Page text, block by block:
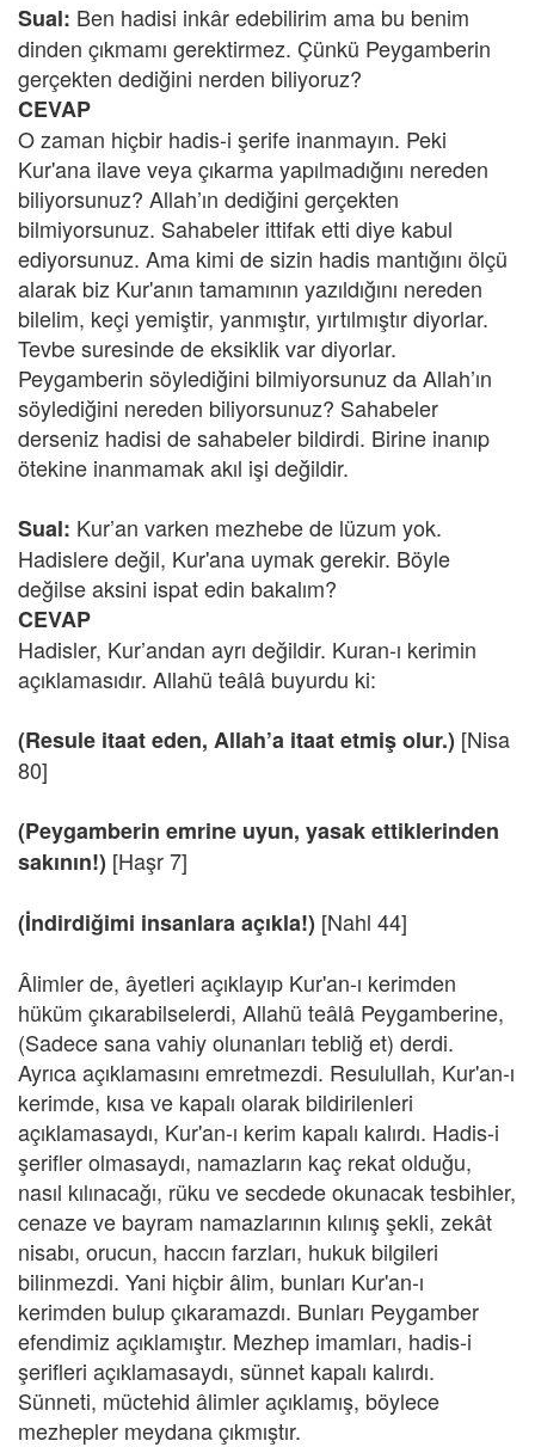
Sual: Ben hadisi inkâr edebilirim ama bu benim
dinden çıkmamı gerektirmez. Çünkü Peygamberin
gerçekten dediğini nerden biliyoruz?
CEVAP
O zaman hiçbir hadis-i şerife inanmayın. Peki
Kur'ana ilave veya çıkarma yapılmadığını nereden
biliyorsunuz? Allah’ın dediğini gerçekten
bilmiyorsunuz. Sahabeler ittifak etti diye kabul
ediyorsunuz. Ama kimi de sizin hadis mantığını ölçü
alarak biz Kur'anın tamamının yazıldığını nereden
bilelim, keçi yemiştir, yanmıştır, yırtılmıştır diyorlar.
Tevbe suresinde de eksiklik var diyorlar.
Peygamberin söylediğini bilmiyorsunuz da Allah’ın
söylediğini nereden biliyorsunuz? Sahabeler
derseniz hadisi de sahabeler bildirdi. Birine inanıp
ötekine inanmamak akıl işi değildir.
Sual: Kur’an varken mezhebe de lüzum yok.
Hadislere değil, Kur'ana uymak gerekir. Böyle
değilse aksini ispat edin bakalım?
CEVAP
Hadisler, Kur’andan ayrı değildir. Kuran-ı kerimin
açıklamasıdır. Allahü teâlâ buyurdu ki:
(Resule itaat eden, Allah’a itaat etmiş olur.) [Nisa
80]
(Peygamberin emrine uyun, yasak ettiklerinden
sakının!) [Haşr 7]
(İndirdiğimi insanlara açıkla!) [Nahl 44]
Âlimler de, âyetleri açıklayıp Kur'an-ı kerimden
hüküm çıkarabilselerdi, Allahü teâlâ Peygamberine,
(Sadece sana vahiy olunanları tebliğ et) derdi.
Ayrıca açıklamasını emretmezdi. Resulullah, Kur'an-ı
kerimde, kısa ve kapalı olarak bildirilenleri
açıklamasaydı, Kur'an-ı kerim kapalı kalırdı. Hadis-i
şerifler olmasaydı, namazların kaç rekat olduğu,
nasıl kılınacağı, rüku ve secdede okunacak tesbihler,
cenaze ve bayram namazlarının kılınış şekli, zekât
nisabı, orucun, haccın farzları, hukuk bilgileri
bilinmezdi. Yani hiçbir âlim, bunları Kur'an-ı
kerimden bulup çıkaramazdı. Bunları Peygamber
efendimiz açıklamıştır. Mezhep imamları, hadis-i
şerifleri açıklamasaydı, sünnet kapalı kalırdı.
Sünneti, müctehid âlimler açıklamış, böylece
mezhepler meydana çıkmıştır.